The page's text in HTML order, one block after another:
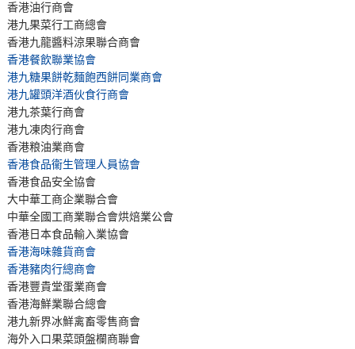
香港油行商會
港九果菜行工商總會
香港九龍醬料涼果聯合商會
香港餐飲聯業協會
港九糖果餅乾麵飽西餅同業商會
港九罐頭洋酒伙食行商會
港九茶葉行商會
港九凍肉行商會
香港粮油業商會
香港食品衞生管理人員協會
香港食品安全協會
大中華工商企業聯合會
中華全國工商業聯合會烘焙業公會
香港日本食品輸入業協會
香港海味雜貨商會
香港豬肉行總商會
香港豐貴堂蛋業商會
香港海鮮業聯合總會
港九新界冰鮮禽畜零售商會
海外入口果菜頭盤欄商聯會